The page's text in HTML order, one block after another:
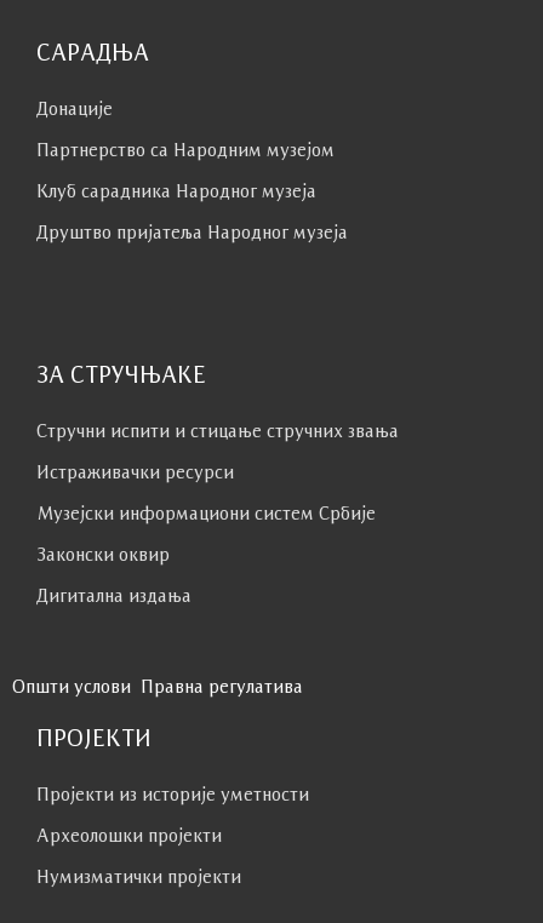
САРАДЊА
Донације
Партнерство са Народним музејoм
Клуб сaрaдникa Народног музеја
Друштво пријатеља Народног музеја
ЗА СТРУЧЊАКЕ
Стручни испити и стицање стручних звања
Истраживачки ресурси
Музејски информациони систем Србије
Законски оквир
Дигитална издања
Општи услови Правна регулатива
ПРОЈЕКТИ
Пројекти из историје уметности
Археолошки пројекти
Нумизматички пројекти